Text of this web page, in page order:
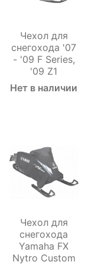
Чехол для
снегохода '07
- '09 F Series,
'09 Z1
Нет в наличии
Чехол для
снегохода
Yamaha FX
Nytro Custom